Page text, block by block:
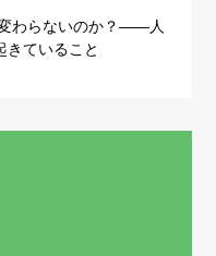
わらないのか？——人
きていること